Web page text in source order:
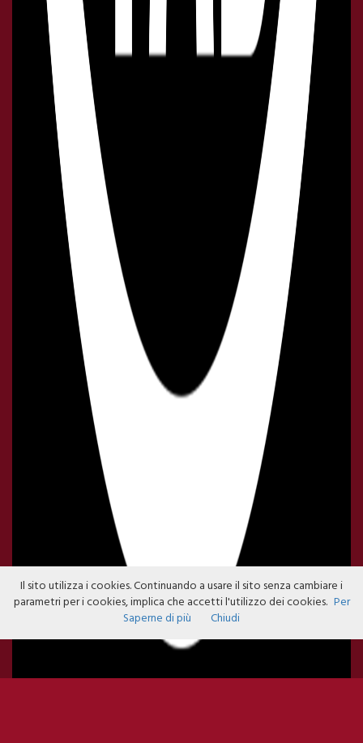
Il sito utilizza i cookies. Continuando a usare il sito senza cambiare i
parametri per i cookies, implica che accetti l'utilizzo dei cookies. Per
Saperne di più
Chiudi